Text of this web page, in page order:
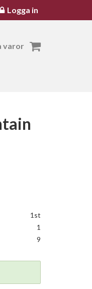
1st
1
9
Logga in
varor